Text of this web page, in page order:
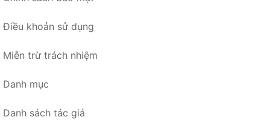
Điều khoản sử dụng
Miễn trừ trách nhiệm
Danh mục
Danh sách tác giả